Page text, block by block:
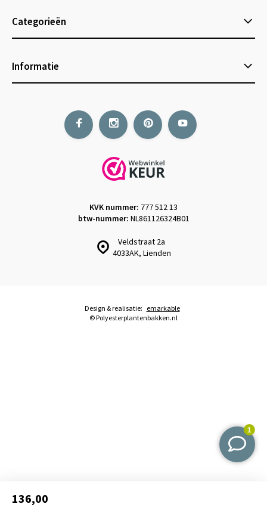
136,00
Categorieën
Informatie
Veldstraat 2a
4033AK, Lienden
KVK nummer: 777 512 13
btw-nummer: NL861126324B01
© Polyesterplantenbakken.nl
Design & realisatie: emarkable